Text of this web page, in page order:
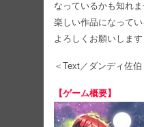
なっているかも知れ
楽しい作品になって
よろしくお願いします
＜Text／ダンディ佐伯
【ゲーム概要】